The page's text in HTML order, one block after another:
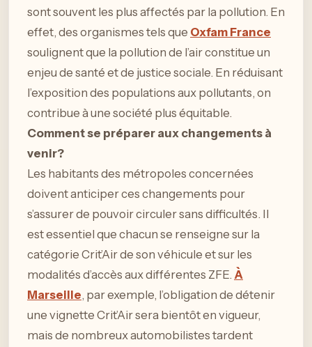
sont souvent les plus affectés par la pollution. En
effet, des organismes tels que Oxfam France
soulignent que la pollution de l’air constitue un
enjeu de santé et de justice sociale. En réduisant
l’exposition des populations aux pollutants, on
contribue à une société plus équitable.
Comment se préparer aux changements à
venir?
Les habitants des métropoles concernées
doivent anticiper ces changements pour
s’assurer de pouvoir circuler sans difficultés. Il
est essentiel que chacun se renseigne sur la
catégorie Crit’Air de son véhicule et sur les
modalités d’accès aux différentes ZFE. À
Marseille, par exemple, l’obligation de détenir
une vignette Crit’Air sera bientôt en vigueur,
mais de nombreux automobilistes tardent